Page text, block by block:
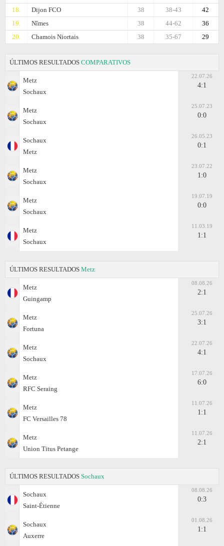
18. Dijon FCO 42
38-43
38
19.
Nîmes 36
44-62
38
20.
Chamois Niortais 29
35-67
38
ÚLTIMOS RESULTADOS COMPARATIVOS
Metz
Sochaux
22.07.26
4:1
Metz
Sochaux
25.07.23
0:0
Sochaux
Metz
26.05.23
0:1
Metz
Sochaux
23.07.22
1:0
Metz
Sochaux
19.07.19
0:0
Metz
Sochaux
11.03.19
1:1
ÚLTIMOS RESULTADOS Metz
Metz
Guingamp
08.08.26
2:1
Metz
Fortuna
25.07.26
3:1
Metz
Sochaux
22.07.26
4:1
Metz
RFC Seraing
17.07.26
6:0
Metz
FC Versailles 78
11.07.26
1:1
Metz
Union Titus Petange
11.07.26
2:1
ÚLTIMOS RESULTADOS Sochaux
Sochaux
Saint-Étienne
08.08.26
0:3
Sochaux
Auxerre
01.08.26
1:1